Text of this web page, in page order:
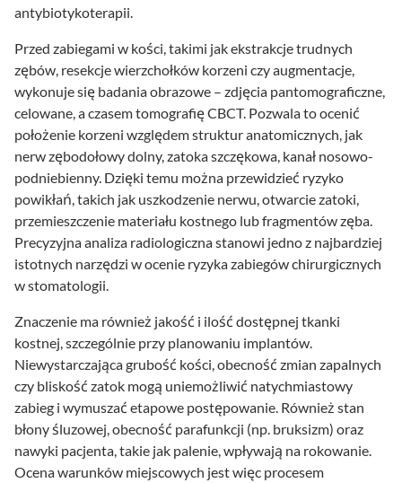
antybiotykoterapii.
Przed zabiegami w kości, takimi jak ekstrakcje trudnych
zębów, resekcje wierzchołków korzeni czy augmentacje,
wykonuje się badania obrazowe – zdjęcia pantomograficzne,
celowane, a czasem tomografię CBCT. Pozwala to ocenić
położenie korzeni względem struktur anatomicznych, jak
nerw zębodołowy dolny, zatoka szczękowa, kanał nosowo-
podniebienny. Dzięki temu można przewidzieć ryzyko
powikłań, takich jak uszkodzenie nerwu, otwarcie zatoki,
przemieszczenie materiału kostnego lub fragmentów zęba.
Precyzyjna analiza radiologiczna stanowi jedno z najbardziej
istotnych narzędzi w ocenie ryzyka zabiegów chirurgicznych
w stomatologii.
Znaczenie ma również jakość i ilość dostępnej tkanki
kostnej, szczególnie przy planowaniu implantów.
Niewystarczająca grubość kości, obecność zmian zapalnych
czy bliskość zatok mogą uniemożliwić natychmiastowy
zabieg i wymuszać etapowe postępowanie. Również stan
błony śluzowej, obecność parafunkcji (np. bruksizm) oraz
nawyki pacjenta, takie jak palenie, wpływają na rokowanie.
Ocena warunków miejscowych jest więc procesem